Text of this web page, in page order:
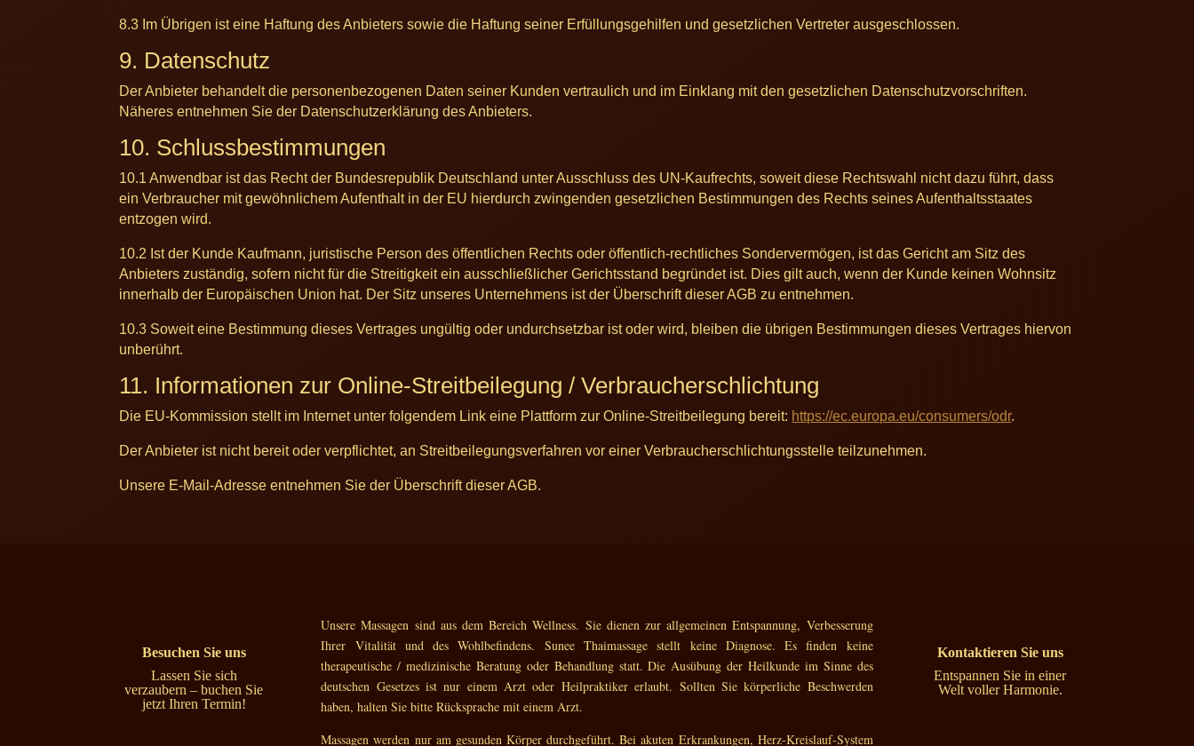
8.3 Im Übrigen ist eine Haftung des Anbieters sowie die Haftung seiner Erfüllungsgehilfen und gesetzlichen Vertreter ausgeschlossen.
9. Datenschutz
Der Anbieter behandelt die personenbezogenen Daten seiner Kunden vertraulich und im Einklang mit den gesetzlichen Datenschutzvorschriften.
Näheres entnehmen Sie der Datenschutzerklärung des Anbieters.
10. Schlussbestimmungen
10.1 Anwendbar ist das Recht der Bundesrepublik Deutschland unter Ausschluss des UN-Kaufrechts, soweit diese Rechtswahl nicht dazu führt, dass
ein Verbraucher mit gewöhnlichem Aufenthalt in der EU hierdurch zwingenden gesetzlichen Bestimmungen des Rechts seines Aufenthaltsstaates
entzogen wird.
10.2 Ist der Kunde Kaufmann, juristische Person des öffentlichen Rechts oder öffentlich-rechtliches Sondervermögen, ist das Gericht am Sitz des
Anbieters zuständig, sofern nicht für die Streitigkeit ein ausschließlicher Gerichtsstand begründet ist. Dies gilt auch, wenn der Kunde keinen Wohnsitz
innerhalb der Europäischen Union hat. Der Sitz unseres Unternehmens ist der Überschrift dieser AGB zu entnehmen.
10.3 Soweit eine Bestimmung dieses Vertrages ungültig oder undurchsetzbar ist oder wird, bleiben die übrigen Bestimmungen dieses Vertrages hiervon
unberührt.
11. Informationen zur Online-Streitbeilegung / Verbraucherschlichtung
Die EU-Kommission stellt im Internet unter folgendem Link eine Plattform zur Online-Streitbeilegung bereit: https://ec.europa.eu/consumers/odr.
Der Anbieter ist nicht bereit oder verpflichtet, an Streitbeilegungsverfahren vor einer Verbraucherschlichtungsstelle teilzunehmen.
Unsere E-Mail-Adresse entnehmen Sie der Überschrift dieser AGB.
Besuchen Sie uns
Lassen Sie sich
verzaubern – buchen Sie
jetzt Ihren Termin!
Unsere Massagen sind aus dem Bereich Wellness. Sie dienen zur allgemeinen Entspannung, Verbesserung
Ihrer Vitalität und des Wohlbefindens. Sunee Thaimassage stellt keine Diagnose. Es finden keine
therapeutische / medizinische Beratung oder Behandlung statt. Die Ausübung der Heilkunde im Sinne des
deutschen Gesetzes ist nur einem Arzt oder Heilpraktiker erlaubt. Sollten Sie körperliche Beschwerden
haben, halten Sie bitte Rücksprache mit einem Arzt.
Massagen werden nur am gesunden Körper durchgeführt. Bei akuten Erkrankungen, Herz-Kreislauf-System
Kontaktieren Sie uns
Entspannen Sie in einer
Welt voller Harmonie.